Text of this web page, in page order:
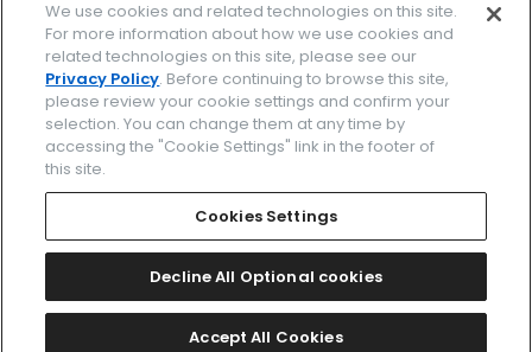
facebookinstagramtwitter
企業情報 ご利用規約
プライバシーポリシー Cookies Settings
Amazon PayはAmazon.com, Inc.またはその関連会社の商標です。
2026 CITIZEN WATCH CO., LTD.
We use cookies and related technologies on this site.
For more information about how we use cookies and
related technologies on this site, please see our
Privacy Policy. Before continuing to browse this site,
please review your cookie settings and confirm your
selection. You can change them at any time by
accessing the "Cookie Settings" link in the footer of
this site.
Cookies Settings
Decline All Optional cookies
Accept All Cookies